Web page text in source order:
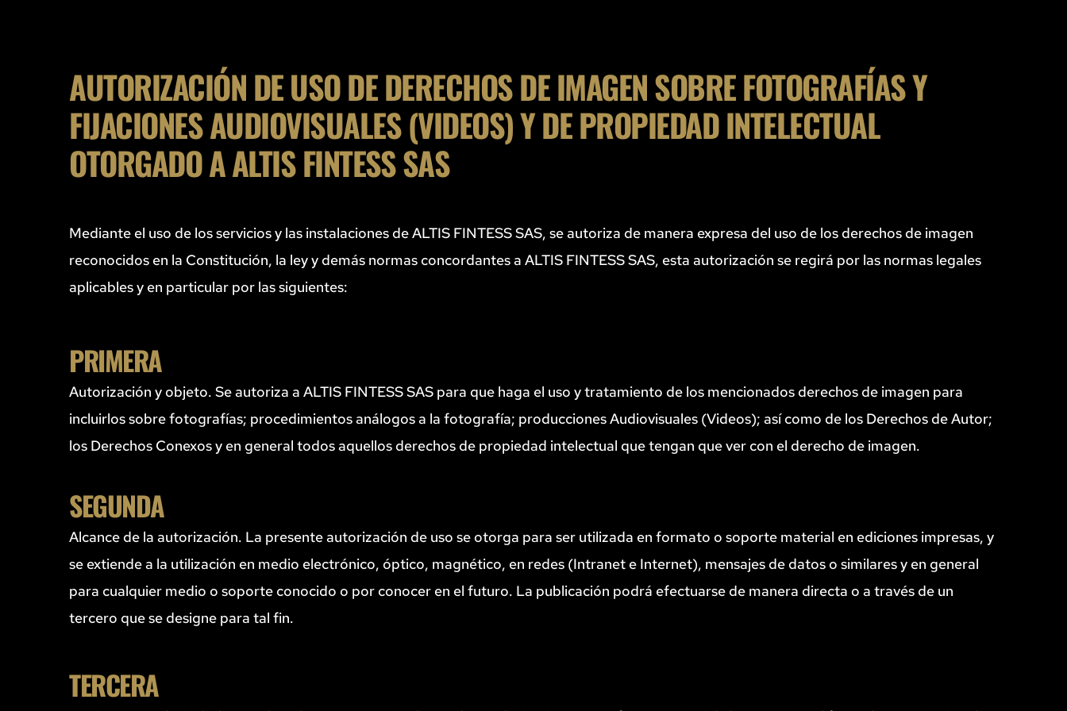
AUTORIZACIÓN DE USO DE DERECHOS DE IMAGEN SOBRE FOTOGRAFÍAS Y
FIJACIONES AUDIOVISUALES (VIDEOS) Y DE PROPIEDAD INTELECTUAL
OTORGADO A ALTIS FINTESS SAS
Mediante el uso de los servicios y las instalaciones de ALTIS FINTESS SAS, se autoriza de manera expresa del uso de los derechos de imagen
reconocidos en la Constitución, la ley y demás normas concordantes a ALTIS FINTESS SAS, esta autorización se regirá por las normas legales
aplicables y en particular por las siguientes:
PRIMERA
Autorización y objeto. Se autoriza a ALTIS FINTESS SAS para que haga el uso y tratamiento de los mencionados derechos de imagen para
incluirlos sobre fotografías; procedimientos análogos a la fotografía; producciones Audiovisuales (Videos); así como de los Derechos de Autor;
los Derechos Conexos y en general todos aquellos derechos de propiedad intelectual que tengan que ver con el derecho de imagen.
SEGUNDA
Alcance de la autorización. La presente autorización de uso se otorga para ser utilizada en formato o soporte material en ediciones impresas, y
se extiende a la utilización en medio electrónico, óptico, magnético, en redes (Intranet e Internet), mensajes de datos o similares y en general
para cualquier medio o soporte conocido o por conocer en el futuro. La publicación podrá efectuarse de manera directa o a través de un
tercero que se designe para tal fin.
TERCERA